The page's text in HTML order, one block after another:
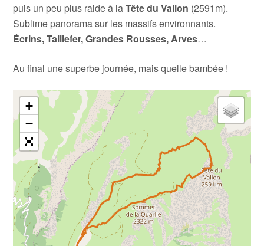
puis un peu plus raide à laTête du Vallon (2591m).
Sublime panorama sur les massifs environnants.
Écrins, Taillefer, Grandes Rousses, Arves…
Au final une superbe journée, mais quelle bambée !
+
−